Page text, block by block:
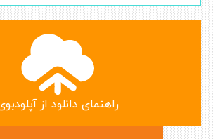
راهنمای دانلود از